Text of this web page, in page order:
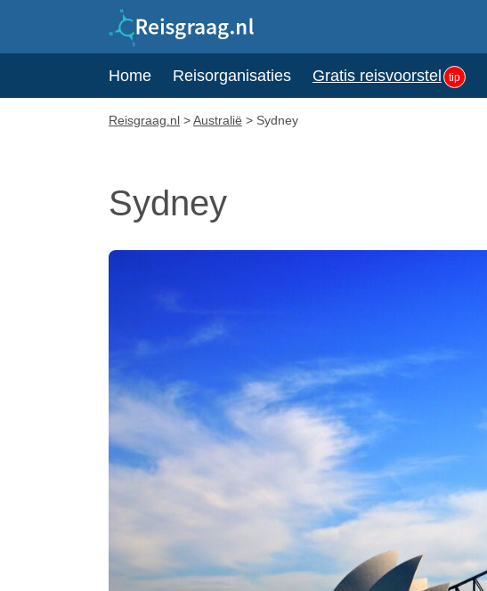
Home Reisorganisaties Gratis reisvoorstel tip
Reisgraag.nl >Australië > Sydney
Sydney